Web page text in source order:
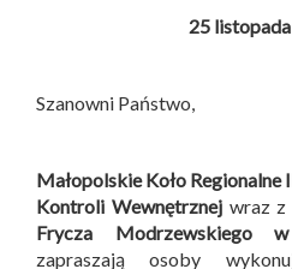
25
Szanowni Państwo,
Małopolskie Koło Regionalne
Kontroli Wewnętrznejwraz z
Frycza Modrzewskiego
zapraszają osoby